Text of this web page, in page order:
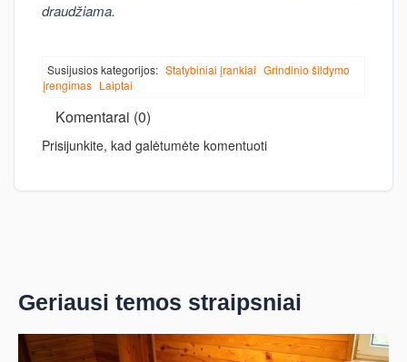
draudžiama.
Susijusios kategorijos: Statybiniai įrankiai Grindinio šildymo
įrengimas Laiptai
Komentarai (0)
Prisijunkite, kad galėtumėte komentuoti
Geriausi temos straipsniai